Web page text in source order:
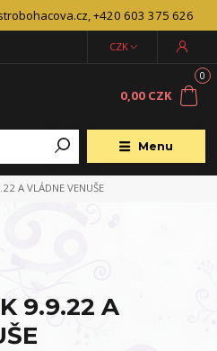
+420 603 375 626
Menu
CZK
0
0,00 CZK
A VLÁDNE VENUŠE
9.9.22 A